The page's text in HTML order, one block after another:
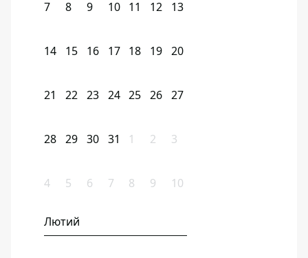
7 8 9 10 11 12 13
14 15 16 17 18 19 20
21 22 23 24 25 26 27
28 29 30 31 1 2 3
4 5 6 7 8 9 10
Лютий